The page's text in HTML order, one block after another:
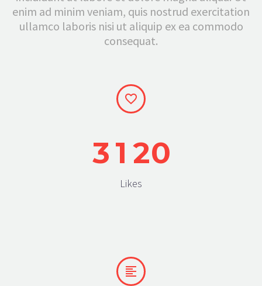
enim ad minim veniam, quis nostrud exercitation
ullamco laboris nisi ut aliquip ex ea commodo
consequat.


31 20
Likes

